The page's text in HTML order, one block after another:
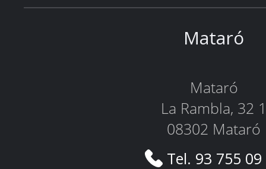
Mataró
Mataró
La Rambla, 32 1
08302 Mataró
Tel. 93 755